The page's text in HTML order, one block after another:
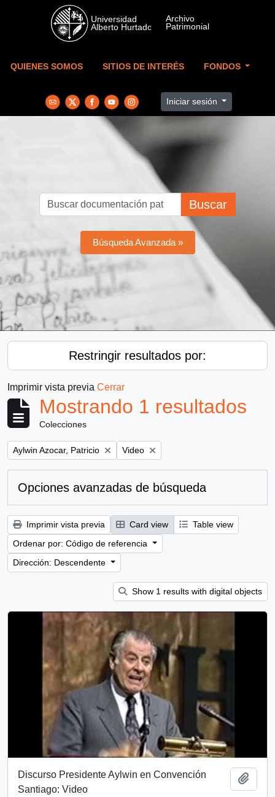
Skip to main content
QUIENES SOMOS SITIOS DE INTERÉS FONDOS
Iniciar sesión
Buscar
Búsqueda Avanzada »
Restringir resultados por:
Imprimir vista previa Cerrar
Mostrando 1 resultados
Colecciones
Remove filter:
Aylwin Azocar, Patricio Remove filter:
Video
Opciones avanzadas de búsqueda
Imprimir vista previa Card view
Table view
Ordenar por: Código de referencia
Dirección: Descendente
Show 1 results with digital objects
Discurso Presidente Aylwin en Convención
Santiago: Video